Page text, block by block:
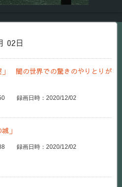
02日
」 闇の世界での驚きのやりとりが
録画日時：2020/12/02
」
録画日時：2020/12/02